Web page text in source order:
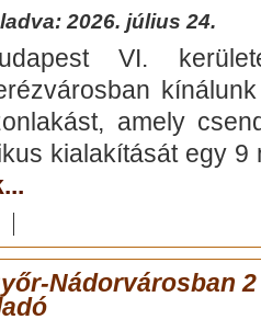
2026. július 24.
VI.
amely
kialakítását egy 9
Nádorvárosban